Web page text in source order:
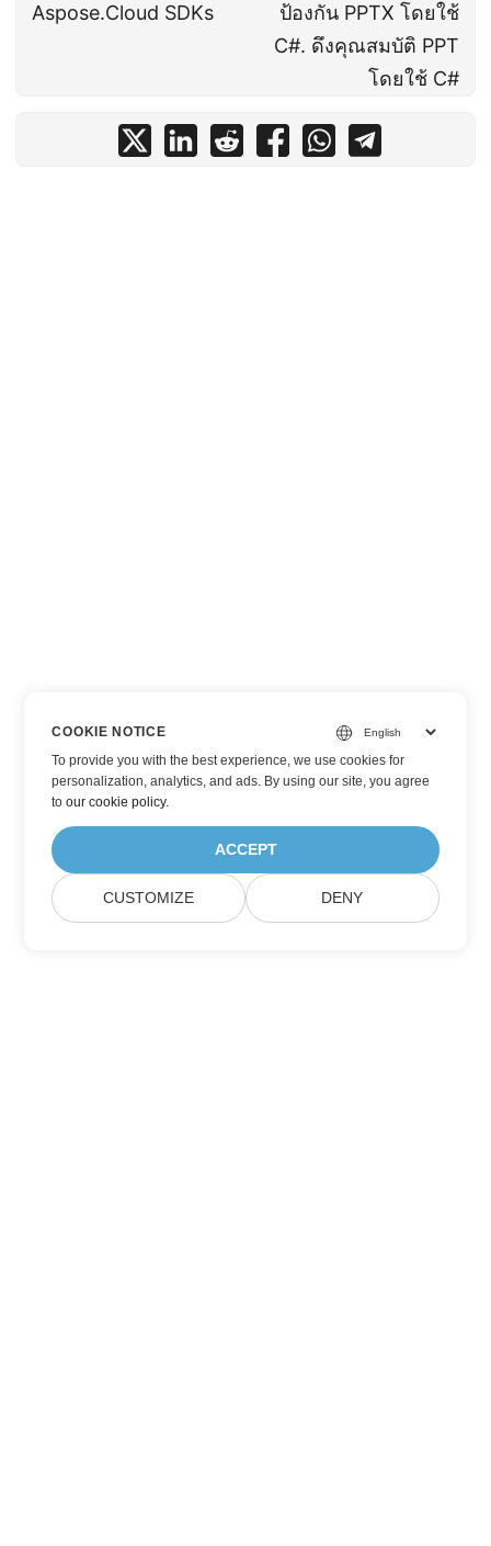
Aspose.Cloud SDKs
ป้องกัน PPTX โดยใช้
C#. ดึงคุณสมบัติ PPT
โดยใช้ C#
COOKIE NOTICE
To provide you with the best experience, we use cookies for
personalization, analytics, and ads. By using our site, you agree
toour cookie policy.
ACCEPT
CUSTOMIZE DENY